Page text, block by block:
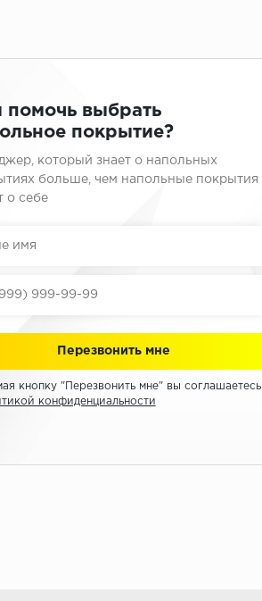
помочь выбрать
покрытие?
который знает о напольных
больше, чем напольные покрытия
о себе
кнопку "Перезвонить мне" вы соглашаетесь
конфиденциальности